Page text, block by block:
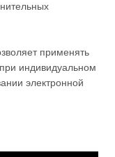
применять
индивидуальном
электронной